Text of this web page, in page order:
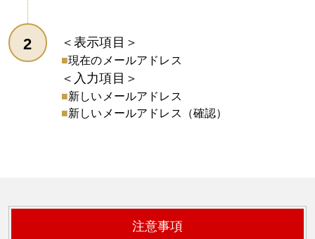
＜表示項目＞
現在のメールアドレス
＜入力項目＞
新しいメールアドレス
新しいメールアドレス（確認）
注意事項